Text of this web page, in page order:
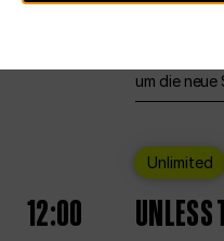
12:00
um die neue
Unlimited
12:00 UNLESS